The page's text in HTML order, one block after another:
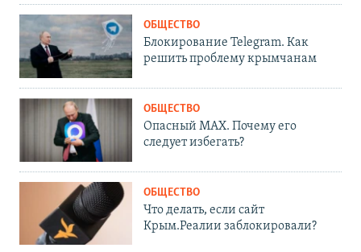
ОБЩЕСТВО
Блокирование Telegram. Как
решить проблему крымчанам
ОБЩЕСТВО
Опасный MAX. Почему его
следует избегать?
ОБЩЕСТВО
Что делать, если сайт
Крым.Реалии заблокировали?